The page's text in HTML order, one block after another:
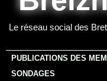
Le réseau social des
PUBLICATIONS DES
SONDAGES